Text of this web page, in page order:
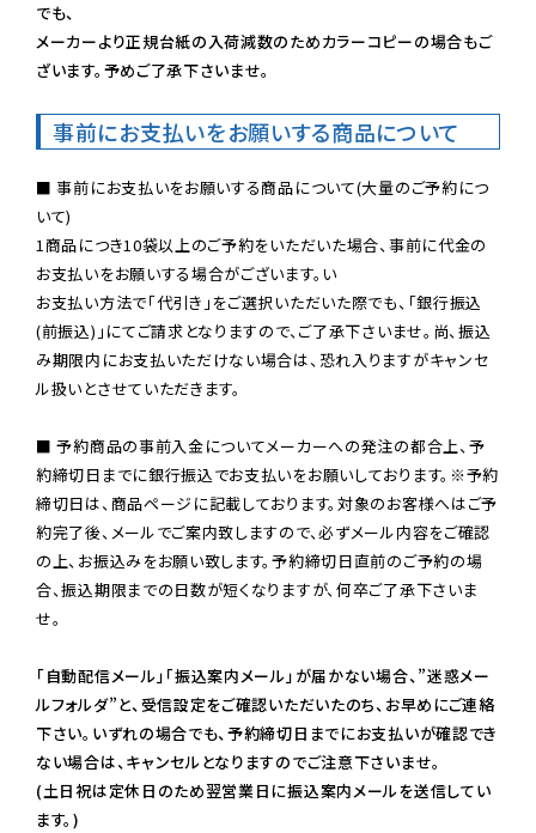
でも、
メーカーより正規台紙の入荷減数のためカラーコピーの場合もご
ざいます。予めご了承下さいませ。
事前にお支払いをお願いする商品について
■ 事前にお支払いをお願いする商品について(大量のご予約につ
いて)
1商品につき10袋以上のご予約をいただいた場合、事前に代金の
お支払いをお願いする場合がございます。い
お支払い方法で「代引き」をご選択いただいた際でも、「銀行振込
(前振込)」にてご請求となりますので、ご了承下さいませ。尚、振込
み期限内にお支払いただけない場合は、恐れ入りますがキャンセ
ル扱いとさせていただきます。
■ 予約商品の事前入金についてメーカーへの発注の都合上、予
約締切日までに銀行振込でお支払いをお願いしております。※予約
締切日は、商品ページに記載しております。対象のお客様へはご予
約完了後、メールでご案内致しますので、必ずメール内容をご確認
の上、お振込みをお願い致します。予約締切日直前のご予約の場
合、振込期限までの日数が短くなりますが、何卒ご了承下さいま
せ。
「自動配信メール」「振込案内メール」が届かない場合、”迷惑メー
ルフォルダ”と、受信設定をご確認いただいたのち、お早めにご連絡
下さい。いずれの場合でも、予約締切日までにお支払いが確認でき
ない場合は、キャンセルとなりますのでご注意下さいませ。
(土日祝は定休日のため翌営業日に振込案内メールを送信してい
ます。)